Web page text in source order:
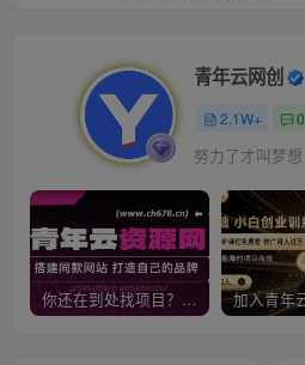
青年云网创
2.1W+ 0
努力了才叫梦想
你还在到处找项目？还在当韭菜？我靠卖项目一个月收入5万+，曾经我也是个失败者。